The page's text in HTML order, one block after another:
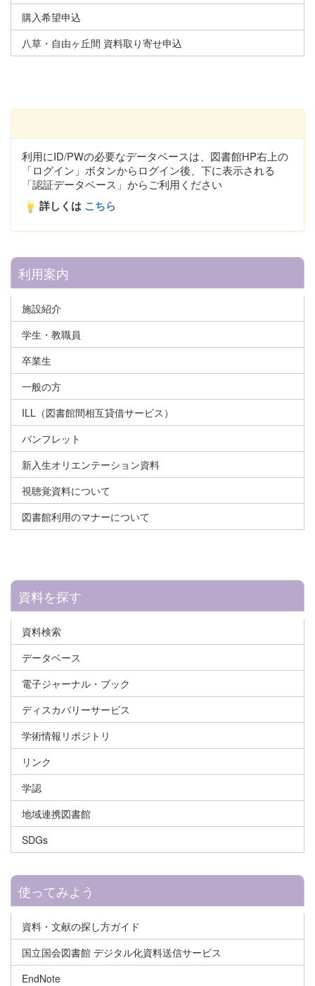
購入希望申込
八草・自由ヶ丘間 資料取り寄せ申込
利用にID/PWの必要なデータベースは、図書館HP右上の
「ログイン」ボタンからログイン後、下に表示される
「認証データベース」からご利用ください
詳しくは こちら
利用案内
施設紹介
学生・教職員
卒業生
一般の方
ILL（図書館間相互貸借サービス）
パンフレット
新入生オリエンテーション資料
視聴覚資料について
図書館利用のマナーについて
資料を探す
資料検索
データベース
電子ジャーナル・ブック
ディスカバリーサービス
学術情報リポジトリ
リンク
学認
地域連携図書館
SDGs
使ってみよう
資料・文献の探し方ガイド
国立国会図書館 デジタル化資料送信サービス
EndNote